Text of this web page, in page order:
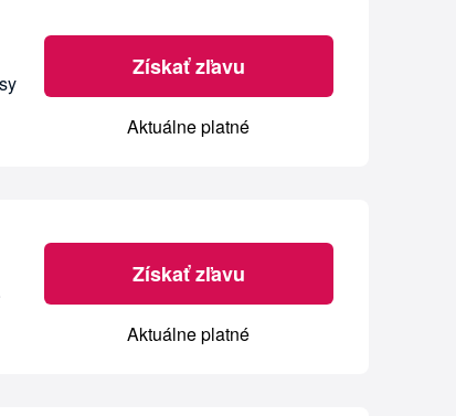
Získať zľavu
Aktuálne platné
Získať zľavu
Aktuálne platné